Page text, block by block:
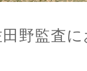
野監査